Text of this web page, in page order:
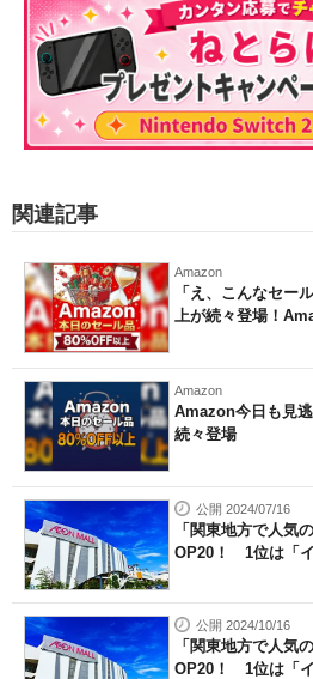
関連記事
Amazon
「え、こんなセー
上が続々登場！
Amazon
Amazon今日も見
続々登場
公開 2024/07/16
「関東地方で人気
OP20！ 1位は「
公開 2024/10/16
「関東地方で人気
OP20！ 1位は「